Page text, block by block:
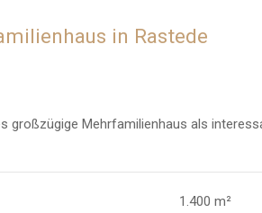
in Rastede
großzügige Mehrfamilienhaus als
1.400 m²